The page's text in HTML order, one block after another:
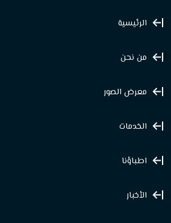
الرئيسية
من نحن
معرض الصور
الخدمات
اطباؤنا
الأخبار